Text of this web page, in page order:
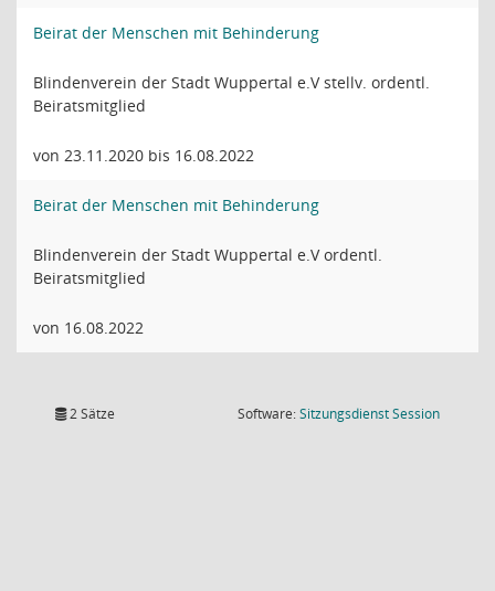
Beirat der Menschen mit Behinderung
Blindenverein der Stadt Wuppertal e.V stellv. ordentl.
Beiratsmitglied
von 23.11.2020 bis 16.08.2022
Beirat der Menschen mit Behinderung
Blindenverein der Stadt Wuppertal e.V ordentl.
Beiratsmitglied
von 16.08.2022
2 Sätze Software:SitzungsdienstSession(Wird in